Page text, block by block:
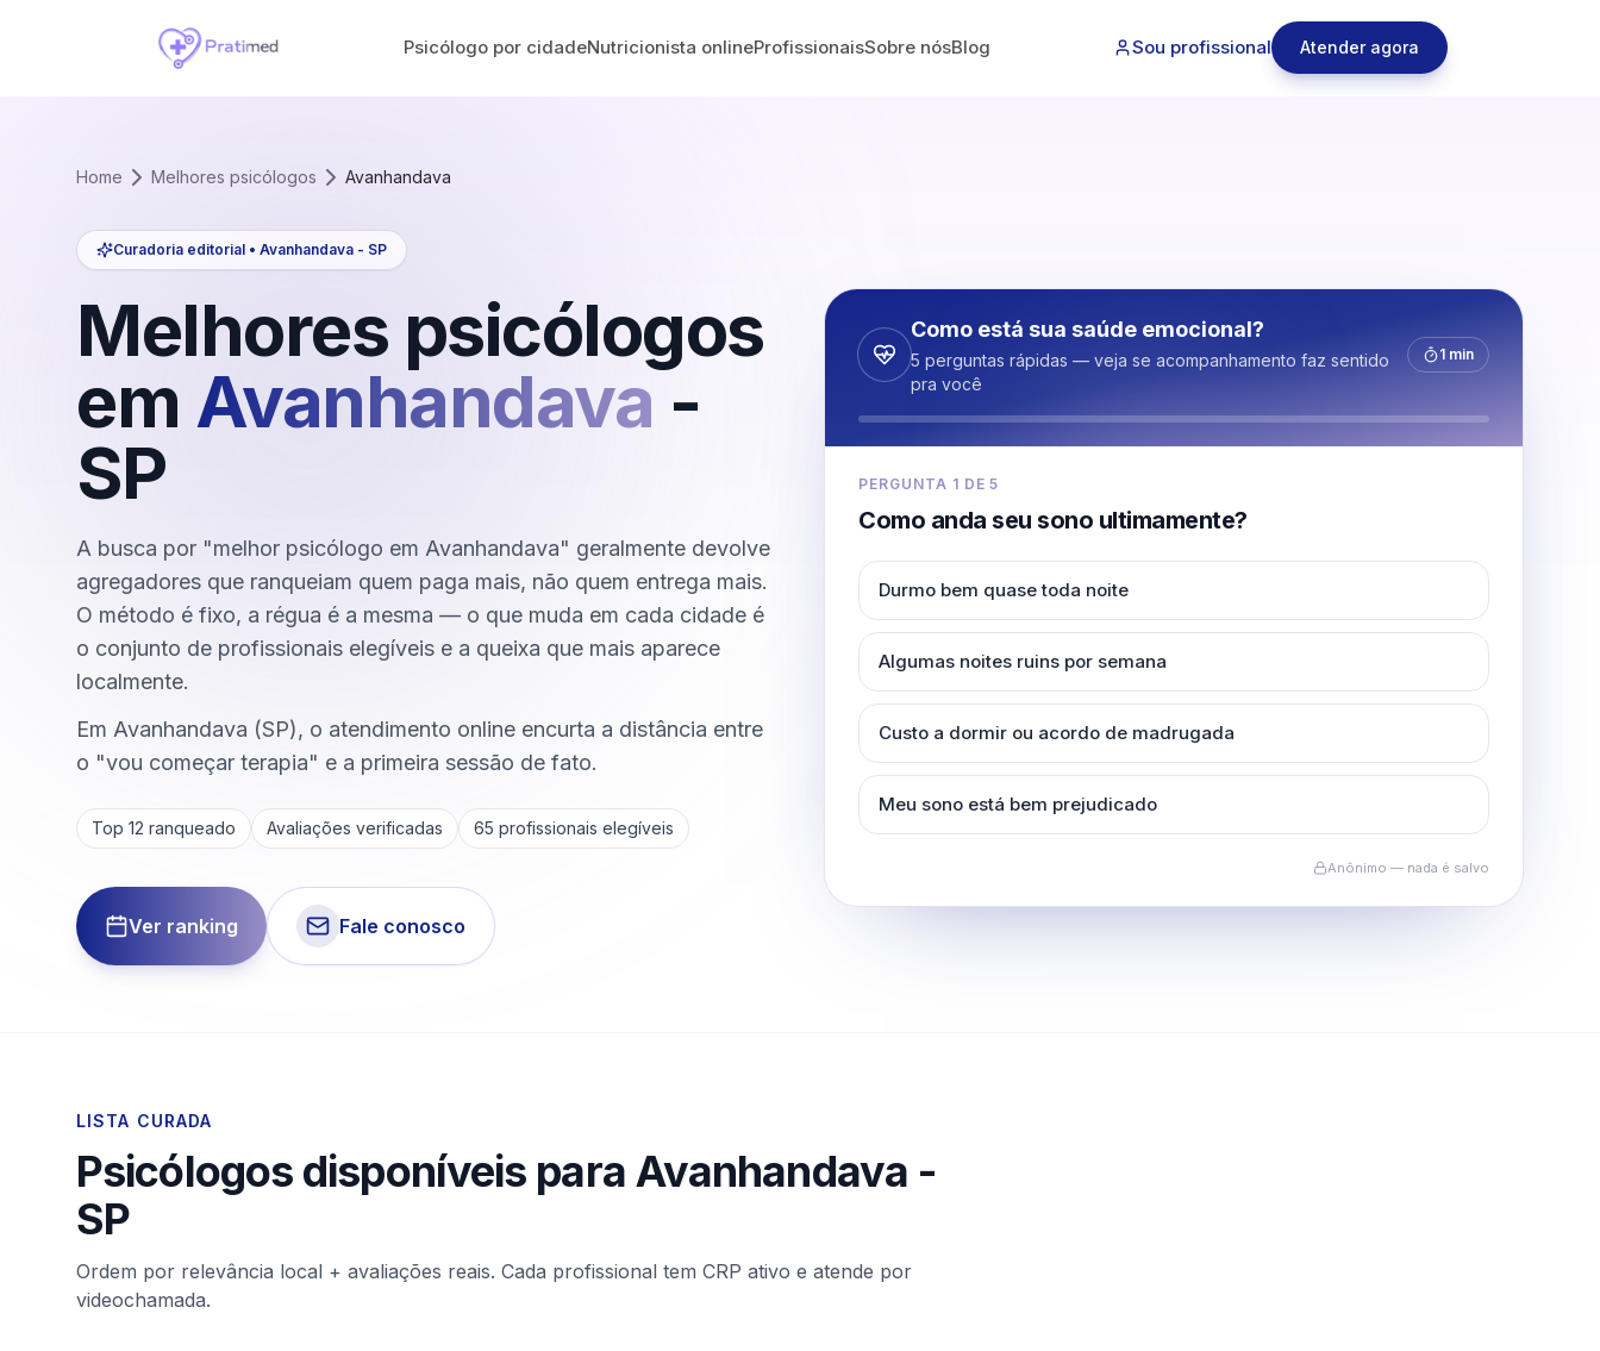
Psicólogo por cidadeNutricionista onlineProfissionaisSobre nósBlog Sou profissional Atender agora
Home Melhores psicólogos Avanhandava
Curadoria editorial • Avanhandava - SP
Melhores psicólogos
em Avanhandava -
SP
A busca por "melhor psicólogo em Avanhandava" geralmente devolve
agregadores que ranqueiam quem paga mais, não quem entrega mais.
O método é fixo, a régua é a mesma — o que muda em cada cidade é
o conjunto de profissionais elegíveis e a queixa que mais aparece
localmente.
Em Avanhandava (SP), o atendimento online encurta a distância entre
o "vou começar terapia" e a primeira sessão de fato.
Top 12 ranqueado Avaliações verificadas 65 profissionais elegíveis
Ver ranking Fale conosco
Como está sua saúde emocional?
5 perguntas rápidas — veja se acompanhamento faz sentido
pra você
1 min
PERGUNTA 1 DE5
Como anda seu sono ultimamente?
Durmo bem quase toda noite
Algumas noites ruins por semana
Custo a dormir ou acordo de madrugada
Meu sono está bem prejudicado
Anônimo — nada é salvo
LISTA CURADA
Psicólogos disponíveis para Avanhandava -
SP
Ordem por relevância local + avaliações reais. Cada profissional tem CRP ativo e atende por
videochamada.